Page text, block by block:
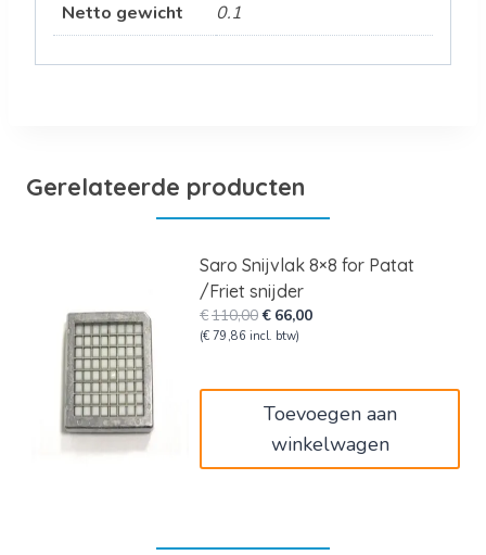
Netto gewicht
0.1
Gerelateerde producten
Saro Snijvlak 8×8 for Patat
/Friet snijder
€110,00Oorspronkelijke
prijs
€ 66,00Huidige
(€ 79,86 incl. btw)
Toevoegen aan
winkelwagen